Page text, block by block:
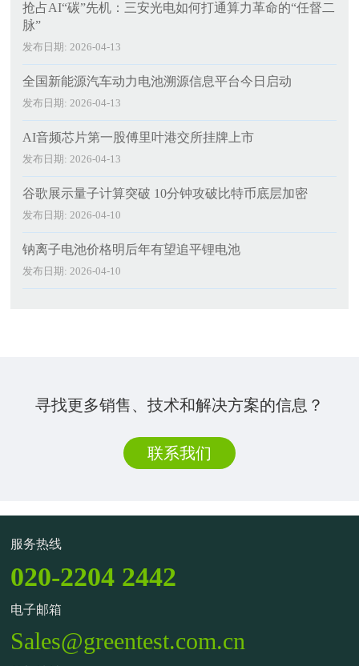
抢占AI“碳”先机：三安光电如何打通算力革命的“任督二
脉”
发布日期: 2026-04-13
全国新能源汽车动力电池溯源信息平台今日启动
发布日期: 2026-04-13
AI音频芯片第一股傅里叶港交所挂牌上市
发布日期: 2026-04-13
谷歌展示量子计算突破 10分钟攻破比特币底层加密
发布日期: 2026-04-10
钠离子电池价格明后年有望追平锂电池
发布日期: 2026-04-10
寻找更多销售、技术和解决方案的信息？
联系我们
服务热线
020-2204 2442
电子邮箱
Sales@greentest.com.cn